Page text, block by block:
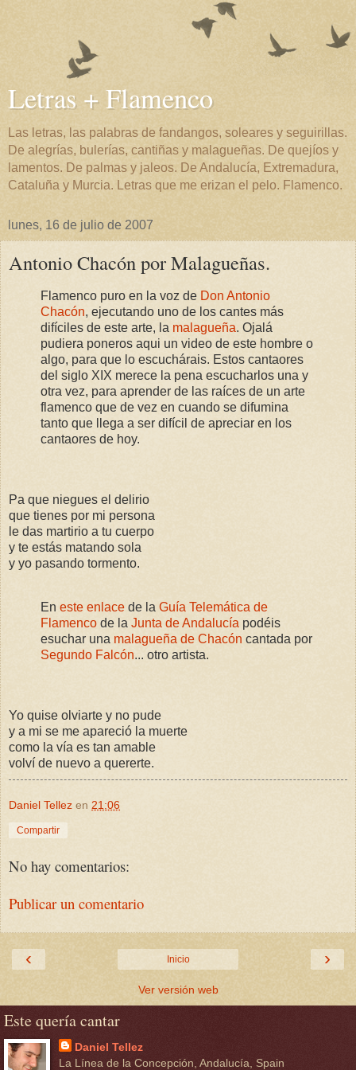
Letras + Flamenco
Las letras, las palabras de fandangos, soleares y seguirillas.
De alegrías, bulerías, cantiñas y malagueñas. De quejíos y
lamentos. De palmas y jaleos. De Andalucía, Extremadura,
Cataluña y Murcia. Letras que me erizan el pelo. Flamenco.
lunes, 16 de julio de 2007
Antonio Chacón por Malagueñas.
Flamenco puro en la voz de Don Antonio
Chacón, ejecutando uno de los cantes más
difíciles de este arte, la malagueña. Ojalá
pudiera poneros aqui un video de este hombre o
algo, para que lo escuchárais. Estos cantaores
del siglo XIX merece la pena escucharlos una y
otra vez, para aprender de las raíces de un arte
flamenco que de vez en cuando se difumina
tanto que llega a ser difícil de apreciar en los
cantaores de hoy.
Pa que niegues el delirio
que tienes por mi persona
le das martirio a tu cuerpo
y te estás matando sola
y yo pasando tormento.
En este enlace de la Guía Telemática de
Flamenco de la Junta de Andalucía podéis
esuchar una malagueña de Chacón cantada por
Segundo Falcón... otro artista.
Yo quise olviarte y no pude
y a mi se me apareció la muerte
como la vía es tan amable
volví de nuevo a quererte.
Daniel Tellez en 21:06
Compartir
No hay comentarios:
Publicar un comentario
‹ ›
Inicio
Ver versión web
Este quería cantar
Daniel Tellez
La Línea de la Concepción, Andalucía, Spain